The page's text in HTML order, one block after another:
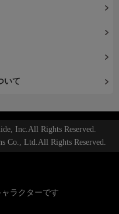
いて
Inc.All Rights Reserved.
Co., Ltd.All Rights Reserved.
ラクターです